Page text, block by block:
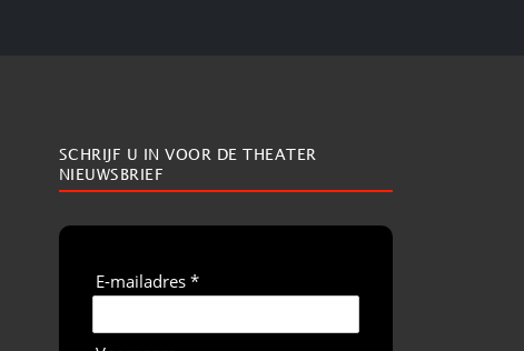
SCHRIJF U IN VOOR DE THEATER
NIEUWSBRIEF
E-mailadres *